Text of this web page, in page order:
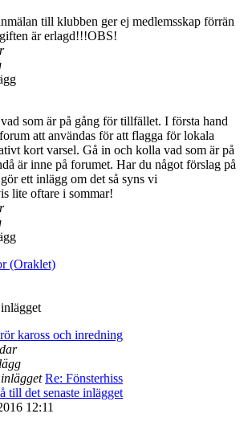
till klubben ger ej medlemsskap förrän
är erlagd!!!OBS!
som är på gång för tillfället. I första hand
att användas för att flagga för lokala
kort varsel. Gå in och kolla vad som är på
är inne på forumet. Har du något förslag på
ett inlägg om det så syns vi
lite oftare i sommar!
(Oraklet)
kaross och inredning
Re: Fönsterhiss
till det senaste inlägget
12:11